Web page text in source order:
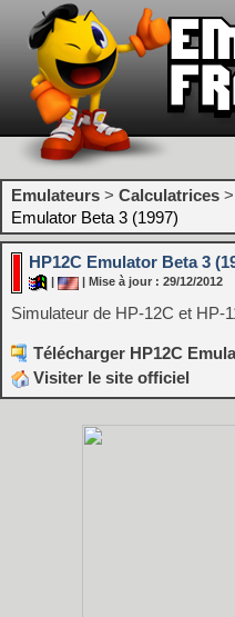
Emulateurs > Calculatrices >
Emulator Beta 3 (1997)
HP12C Emulator Beta 3
| Mise à jour : 29/12/2012
Simulateur de HP-12C et HP-
Télécharger HP12C
Visiter le site officiel